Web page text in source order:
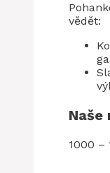
vědět:
Naše
1000 –